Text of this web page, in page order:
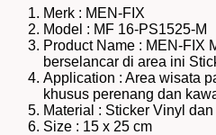
Merk : MEN-FIX
Model : MF 16-PS1525-M
Product Name : MEN-FIX
berselancar di area ini
Application : Area wisata
khusus perenang dan
Material : Sticker Vinyl
Size : 15 x 25 cm